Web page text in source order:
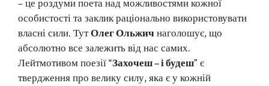
– це роздуми поета над можливостями кожної
особистості та заклик раціонально використовувати
власні сили. ТутОлег Ольжич наголошує, що
абсолютно все залежить від нас самих.
Лейтмотивом поезії“Захочеш – і будеш” є
твердження про велику силу, яка є у кожній